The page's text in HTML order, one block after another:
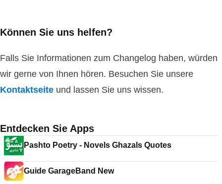
Können Sie uns helfen?
Falls Sie Informationen zum Changelog haben, würden
wir gerne von Ihnen hören. Besuchen Sie unsere
Kontaktseite und lassen Sie uns wissen.
Entdecken Sie Apps
Pashto Poetry - Novels Ghazals Quotes
Guide GarageBand New